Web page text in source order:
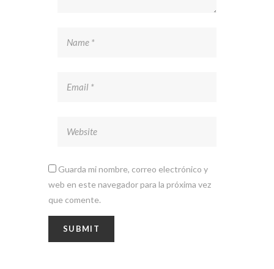
Guarda mi nombre, correo electrónico y
web en este navegador para la próxima vez
que comente.